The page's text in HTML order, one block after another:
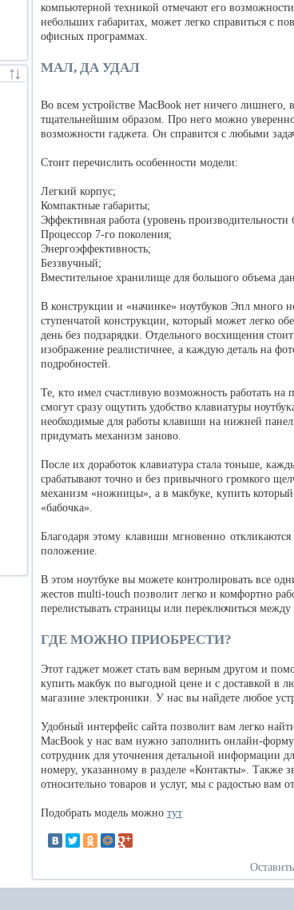
компьютерной техникой отмечают его
небольших габаритах, может легко справиться с
офисных программах.
МАЛ, ДА УДАЛ
Во всем устройстве MacBook нет ничего
тщательнейшим образом. Про него можно
возможности гаджета. Он справится с любыми
Стоит перечислить особенности модели:
Легкий корпус;
Компактные габариты;
Эффективная работа (уровень
Процессор 7-го поколения;
Энергоэффективность;
Беззвучный;
Вместительное хранилище для большого объема
В конструкции и «начинке» ноутбуков Эпл много
ступенчатой конструкции, который может легко
день без подзарядки. Отдельного восхищения
изображение реалистичнее, а каждую деталь на
подробностей.
Те, кто имел счастливую возможность работать
смогут сразу ощутить удобство клавиатуры
необходимые для работы клавиши на нижней
придумать механизм заново.
После их доработок клавиатура стала тоньше,
срабатывают точно и без привычного громкого
механизм «ножницы», а в макбуке, купить
«бабочка».
Благодаря этому клавиши мгновенно
положение.
В этом ноутбуке вы можете контролировать все
жестов multi-touch позволит легко и комфортно
перелистывать страницы или переключиться между
ГДЕ МОЖНО ПРИОБРЕСТИ?
Этот гаджет может стать вам верным другом и
купить макбук по выгодной цене и с доставкой
магазине электроники. У нас вы найдете любое
Удобный интерфейс сайта позволит вам легко
MacBook у нас вам нужно заполнить онлайн-
сотрудник для уточнения детальной информации
номеру, указанному в разделе «Контакты». Также
относительно товаров и услуг, мы с радостью вам
Подобрать модель можно тут